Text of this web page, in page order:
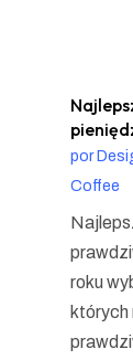
por
Coffee
roku
których